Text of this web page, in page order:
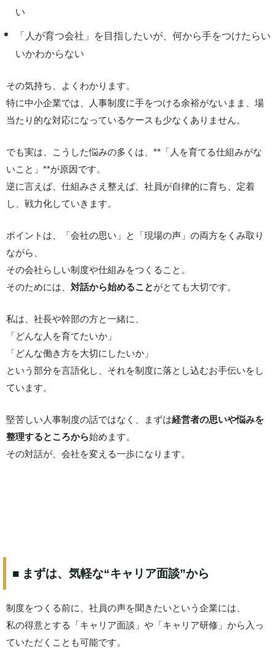
い
「人が育つ会社」を目指したいが、何から手をつけたらい
いかわからない
その気持ち、よくわかります。
特に中小企業では、人事制度に手をつける余裕がないまま、場
当たり的な対応になっているケースも少なくありません。
でも実は、こうした悩みの多くは、**「人を育てる仕組みがな
いこと」**が原因です。
逆に言えば、仕組みさえ整えば、社員が自律的に育ち、定着
し、戦力化していきます。
ポイントは、「会社の思い」と「現場の声」の両方をくみ取り
ながら、
その会社らしい制度や仕組みをつくること。
そのためには、 対話から始めることがとても大切です。
私は、社長や幹部の方と一緒に、
「どんな人を育てたいか」
「どんな働き方を大切にしたいか」
という部分を言語化し、それを制度に落とし込むお手伝いをし
ています。
堅苦しい人事制度の話ではなく、まずは経営者の思いや悩みを
整理するところから始めます。
その対話が、会社を変える一歩になります。
■ まずは、気軽な“キャリア面談”から
制度をつくる前に、社員の声を聞きたいという企業には、
私の得意とする「キャリア面談」や「キャリア研修」から入っ
ていただくことも可能です。